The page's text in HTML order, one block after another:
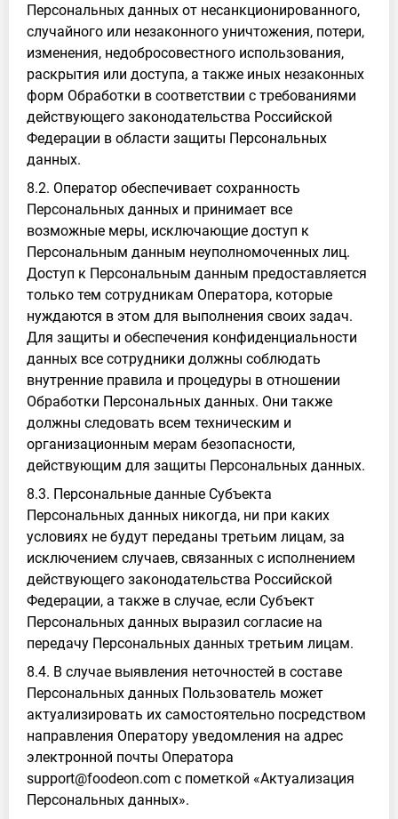
Персональных данных от несанкционированного,
случайного или незаконного уничтожения, потери,
изменения, недобросовестного использования,
раскрытия или доступа, а также иных незаконных
форм Обработки в соответствии с требованиями
действующего законодательства Российской
Федерации в области защиты Персональных
данных.
8.2. Оператор обеспечивает сохранность
Персональных данных и принимает все
возможные меры, исключающие доступ к
Персональным данным неуполномоченных лиц.
Доступ к Персональным данным предоставляется
только тем сотрудникам Оператора, которые
нуждаются в этом для выполнения своих задач.
Для защиты и обеспечения конфиденциальности
данных все сотрудники должны соблюдать
внутренние правила и процедуры в отношении
Обработки Персональных данных. Они также
должны следовать всем техническим и
организационным мерам безопасности,
действующим для защиты Персональных данных.
8.3. Персональные данные Субъекта
Персональных данных никогда, ни при каких
условиях не будут переданы третьим лицам, за
исключением случаев, связанных с исполнением
действующего законодательства Российской
Федерации, а также в случае, если Субъект
Персональных данных выразил согласие на
передачу Персональных данных третьим лицам.
8.4. В случае выявления неточностей в составе
Персональных данных Пользователь может
актуализировать их самостоятельно посредством
направления Оператору уведомления на адрес
электронной почты Оператора
support@foodeon.com с пометкой «Актуализация
Персональных данных».